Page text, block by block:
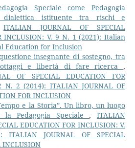
Speciale come Pedagogia
dialettica istituente tra rischi e
ITALIAN JOURNAL OF SPECIAL
INCLUSION: V. 9 N. 1 (2021): Italian
Education for Inclusion
insegnante di sostegno, tra
e libertà di fare ricerca,
OF SPECIAL EDUCATION FOR
N. 2 (2014): ITALIAN JOURNAL OF
FOR INCLUSION
e la Storia”. Un libro, un luogo
Pedagogia Speciale,ITALIAN
EDUCATION FOR INCLUSION: V.
JOURNAL OF SPECIAL
INCLUSION